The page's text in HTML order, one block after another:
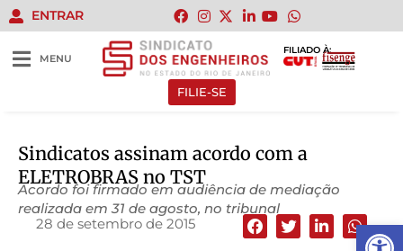
Abrir
ENTRAR
MENU
FILIADO À:
FILIE-SE
Sindicatos assinam acordo com a
ELETROBRAS no TST
Acordo foi firmado em audiência de mediação
realizada em 31 de agosto, no tribunal
28 de setembro de 2015